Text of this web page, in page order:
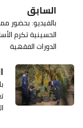
السابق
بالفيديو: بحضور
الحسينية تكرم
الدورات الفقهية